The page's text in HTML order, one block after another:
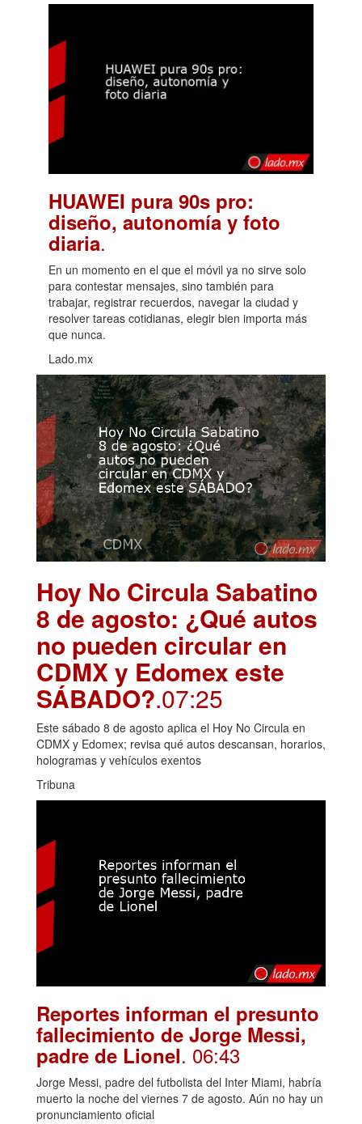
HUAWEI pura 90s pro:
diseño, autonomía y foto
diaria.
En un momento en el que el móvil ya no sirve solo
para contestar mensajes, sino también para
trabajar, registrar recuerdos, navegar la ciudad y
resolver tareas cotidianas, elegir bien importa más
que nunca.
Lado.mx
Hoy No Circula Sabatino
8 de agosto: ¿Qué autos
no pueden circular en
CDMX y Edomex este
SÁBADO?.07:25
Este sábado 8 de agosto aplica el Hoy No Circula en
CDMX y Edomex; revisa qué autos descansan, horarios,
hologramas y vehículos exentos
Tribuna
Reportes informan el presunto
fallecimiento de Jorge Messi,
padre de Lionel. 06:43
Jorge Messi, padre del futbolista del Inter Miami, habría
muerto la noche del viernes 7 de agosto. Aún no hay un
pronunciamiento oficial